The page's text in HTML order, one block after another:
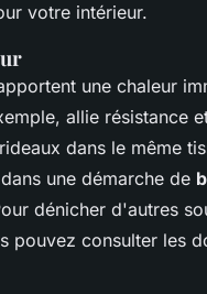
votre intérieur.
une chaleur
allie résistance
dans le même
une démarche de
dénicher d'autres
pouvez consulter les